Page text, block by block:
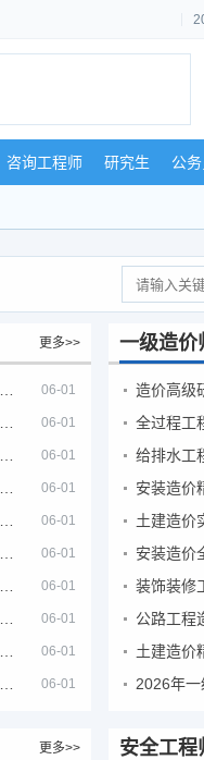
咨询工程师 研究生 公务
更多>>
06-01
06-01
06-01
06-01
06-01
06-01
06-01
06-01
06-01
06-01
一级造价
造价高级
全过程工
给排水工
安装造价
装饰装修
土建造价
2026年
更多>> 安全工程